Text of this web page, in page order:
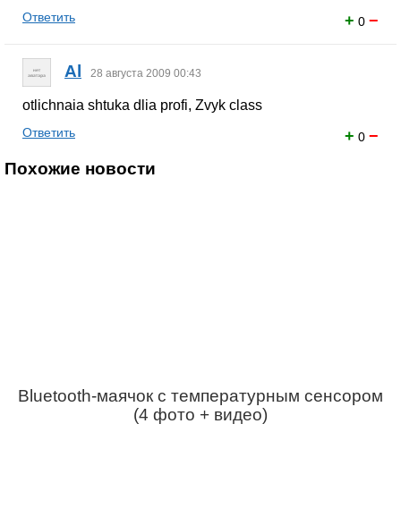
+ 0 −
Ответить
Al 28 августа 2009 00:43
otlichnaia shtuka dlia profi, Zvyk class
+ 0 −
Ответить
Похожие новости
Bluetooth-маячок с температурным сенсором
(4 фото + видео)